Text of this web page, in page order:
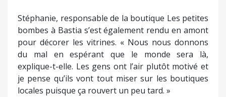
Stéphanie, responsable de la boutique Les petites
bombes à Bastia s’est également rendu en amont
pour décorer les vitrines. « Nous nous donnons
du mal en espérant que le monde sera là,
explique-t-elle. Les gens ont l’air plutôt motivé et
je pense qu’ils vont tout miser sur les boutiques
locales puisque ça rouvert un peu tard. »